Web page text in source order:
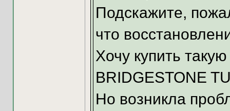
Подскажите,
что
Хочу купить
BRIDGESTONE
Но возникла